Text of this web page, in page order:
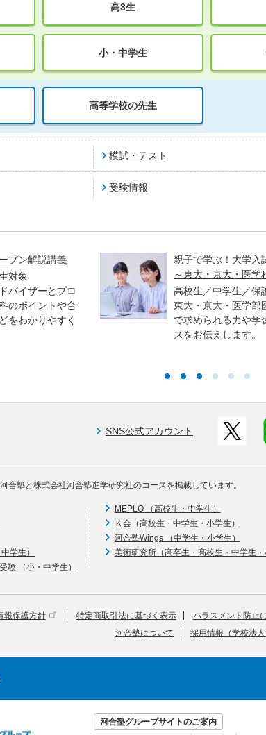
高3生
小・中学生
高等学校の先生
模試・テスト
受験情報
プン解説講義
対象
バイザーとプロ
のポイントや合
をわかりやすく
親子で学ぶ！大学入
～東大・京大・医学
高校生／中学生／保
東大・京大・医学部
で求められる力や学
スをお伝えします。
SNS公式アカウント
合塾と株式会社河合塾進学研究社のコースを掲載しています。
学生）
験 （小・中学生）
MEPLO （高校生・中学生）
Ｋ会（高校生・中学生・小学生）
河合塾Wings （中学生・小学生）
美術研究所（高卒生・高校生・中学生・
報保護方針 特定商取引法に基づく表示 ハラスメント防止
河合塾について
採用情報（学校法人
河合塾グループサイトのご案内